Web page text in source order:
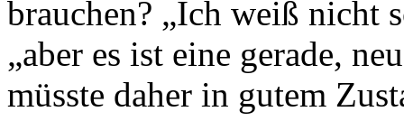
brauchen? „Ich weiß nicht
„aber es ist eine gerade,
müsste daher in gutem